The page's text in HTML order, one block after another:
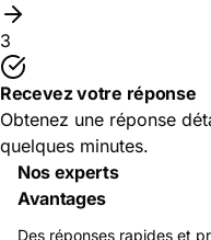
3
Recevez votre réponse
Obtenez une réponse
quelques minutes.
Nos experts
Avantages
Des réponses rapides et